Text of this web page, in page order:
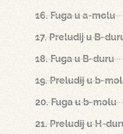
16. Fuga u a-molu
17. Preludij u B-
18. Fuga u B-duru
19. Preludij u b-
20. Fuga u b-molu
21. Preludij u H-